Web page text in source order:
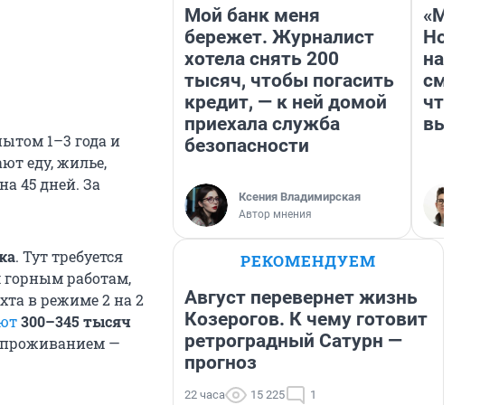
1–3 года и
еду, жилье,
45 дней. За
. Тут требуется
горным работам,
в режиме 2 на 2
300–345 тысяч
проживанием —
Мой банк меня
бережет. Журналист
хотела снять 200
тысяч, чтобы погасить
кредит, — к ней домой
приехала служба
безопасности
Ксения Владимирская
Автор мнения
«Мы
РЕКОМЕНДУЕМ
Август перевернет жизнь
Козерогов. К чему готовит
ретроградный Сатурн —
прогноз
22 часа 15 225 1